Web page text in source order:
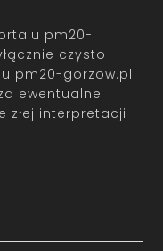
pm20-
czysto
pm20-gorzow.pl
ewentualne
złej interpretacji